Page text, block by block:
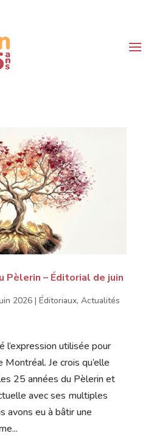
Pèlerin – Éditorial de juin
2026| Éditoriaux, Actualités
l’expression utilisée pour
Je crois qu’elle
25 années du Pèlerin et
avec ses multiples
avons eu à bâtir une